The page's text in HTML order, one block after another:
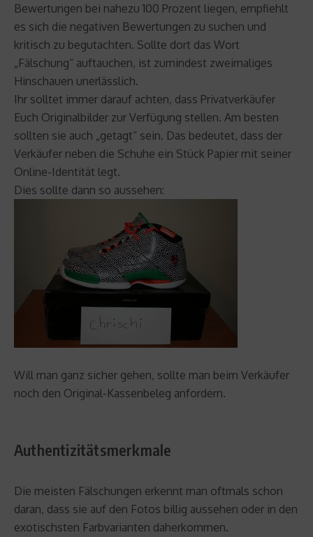
Bewertungen bei nahezu 100 Prozent liegen, empfiehlt
es sich die negativen Bewertungen zu suchen und
kritisch zu begutachten. Sollte dort das Wort
„Fälschung“ auftauchen, ist zumindest zweimaliges
Hinschauen unerlässlich.
Ihr solltet immer darauf achten, dass Privatverkäufer
Euch Originalbilder zur Verfügung stellen. Am besten
sollten sie auch „getagt“ sein. Das bedeutet, dass der
Verkäufer neben die Schuhe ein Stück Papier mit seiner
Online-Identität legt.
Dies sollte dann so aussehen:
Will man ganz sicher gehen, sollte man beim Verkäufer
noch den Original-Kassenbeleg anfordern.
Authentizitätsmerkmale
Die meisten Fälschungen erkennt man oftmals schon
daran, dass sie auf den Fotos billig aussehen oder in den
exotischsten Farbvarianten daherkommen.